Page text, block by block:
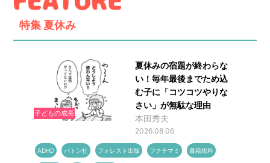
特集 夏休み
子どもの成長
夏休みの宿題が終わらな
い！毎年最後までため込
む子に「コツコツやりな
さい」が無駄な理由
本田秀夫
2026.08.06
ADHD バトン社 フォレスト出版 フクチマミ 書籍抜粋